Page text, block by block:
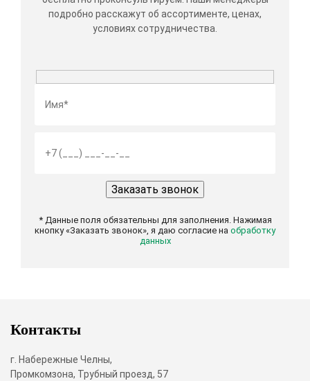
подробно расскажут об ассортименте, ценах,
условиях сотрудничества.
* Данные поля обязательны для заполнения. Нажимая
кнопку «Заказать звонок», я даю согласие на обработку
данных
Контакты
г. Набережные Челны,
Промкомзона, Трубный проезд, 57